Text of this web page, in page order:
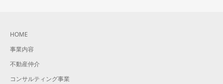
HOME
事業内容
不動産仲介
コンサルティング事業